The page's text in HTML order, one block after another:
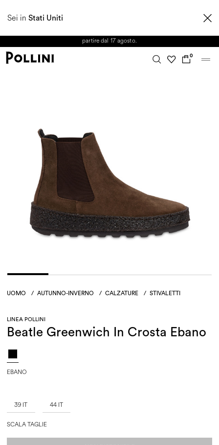
Sei in Stati Uniti
AUTUNNO/INVERNO 2026. Dall'8 al 16 agosto il Servizio Clienti non sarà
partire dal 17 agosto.
0
UOMO / AUTUNNO-INVERNO / CALZATURE / STIVALETTI
LINEA POLLINI
Beatle Greenwich In Crosta Ebano
EBANO
39 IT 44 IT
SCALA TAGLIE